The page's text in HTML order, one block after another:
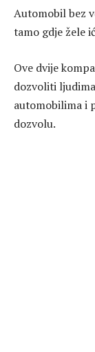
Automobil bez
tamo gdje žele
Ove dvije
dozvoliti
automobilima i
dozvolu.